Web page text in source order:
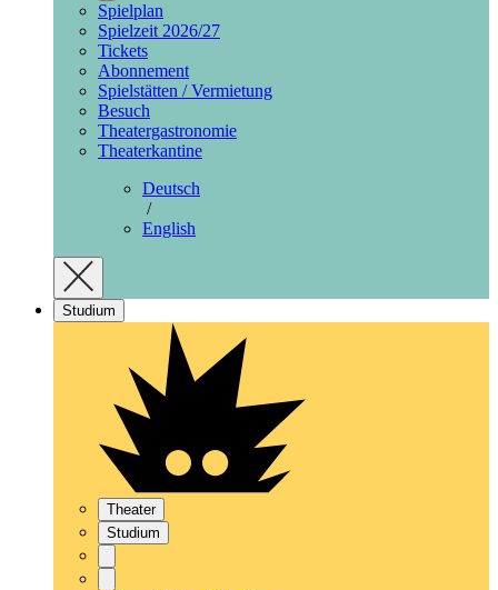
Spielplan
Spielzeit 2026/27
Tickets
Abonnement
Spielstätten / Vermietung
Besuch
Theatergastronomie
Theaterkantine
Deutsch
/
English
Studium
Theater
Studium